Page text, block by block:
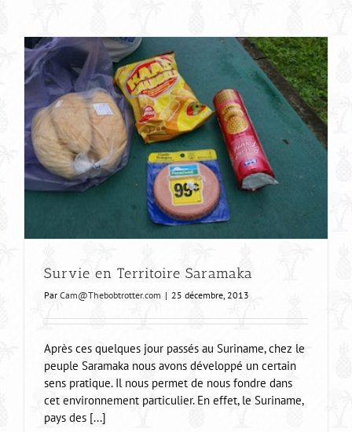
Survie en Territoire Saramaka
Par Cam@Thebobtrotter.com | 25 décembre, 2013
Après ces quelques jour passés au Suriname, chez le
peuple Saramaka nous avons développé un certain
sens pratique. Il nous permet de nous fondre dans
cet environnement particulier. En effet, le Suriname,
pays des [...]